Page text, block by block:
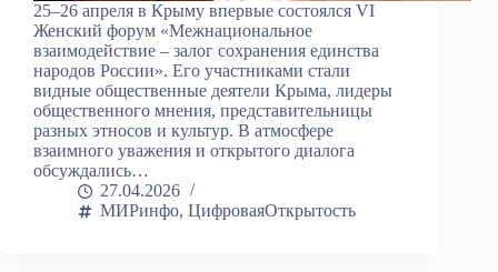
25–26 апреля в Крыму впервые состоялся VI
Женский форум «Межнациональное
взаимодействие – залог сохранения единства
народов России». Его участниками стали
видные общественные деятели Крыма, лидеры
общественного мнения, представительницы
разных этносов и культур. В атмосфере
взаимного уважения и открытого диалога
обсуждались…
27.04.2026
МИРинфо, ЦифроваяОткрытость